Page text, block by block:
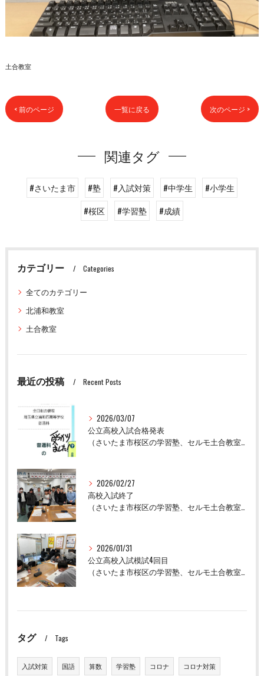
土合教室
< 前のページ 一覧に戻る 次のページ >
関連タグ
#さいたま市 #塾 #入試対策 #中学生
#小学生
#桜区
#学習塾 #成績
カテゴリー Categories
全てのカテゴリー
北浦和教室
土合教室
最近の投稿 Recent Posts
2026/03/07
公立高校入試合格発表
（さいたま市桜区の学習塾、セルモ土合教室）
2026/02/27
高校入試終了
（さいたま市桜区の学習塾、セルモ土合教室）
2026/01/31
公立高校入試模試4回目
（さいたま市桜区の学習塾、セルモ土合教室）
タグ Tags
入試対策 国語 算数 学習塾 コロナ コロナ対策